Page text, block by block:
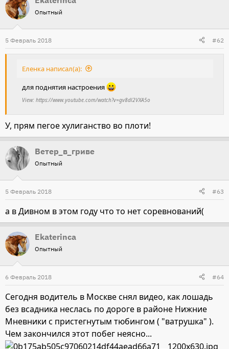
Опытный
5 Февраль 2018 #62
Еленка написал(а):
для поднятия настроения
View: https://www.youtube.com/watch?v=gv8dl2VXA5o
У, прям пегое хулиганство во плоти!
Ветер_в_гриве
Опытный
5 Февраль 2018 #63
а в Дивном в этом году что то нет соревнований(
Ekaterinca
Опытный
6 Февраль 2018 #64
Сегодня водитель в Москве снял видео, как лошадь
без всадника неслась по дороге в районе Нижние
Мневники с пристегнутым тюбингом ( "ватрушка" ).
Чем закончился этот побег неясно...